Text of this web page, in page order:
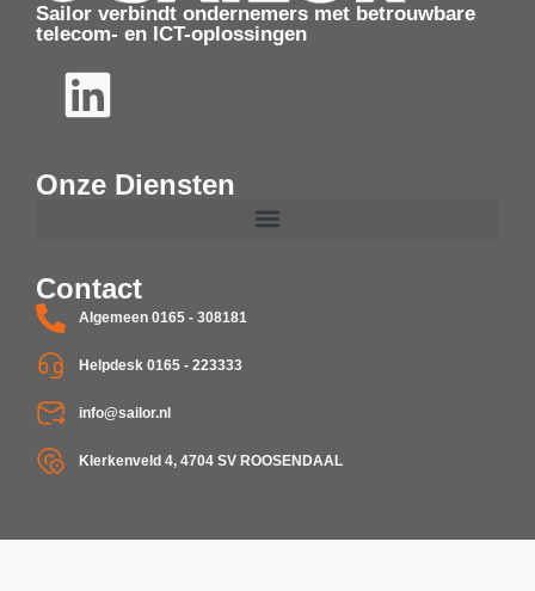
Sailor verbindt ondernemers met betrouwbare
telecom- en ICT-oplossingen
Onze Diensten
Contact
Algemeen 0165 - 308181
Helpdesk 0165 - 223333
info@sailor.nl
Klerkenveld 4, 4704 SV ROOSENDAAL